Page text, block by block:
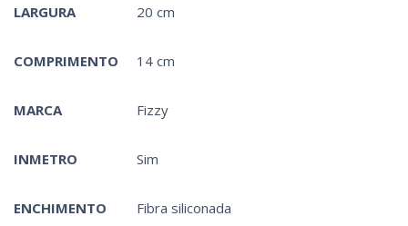
LARGURA 20 cm
COMPRIMENTO 14 cm
MARCA Fizzy
INMETRO Sim
ENCHIMENTO Fibra siliconada